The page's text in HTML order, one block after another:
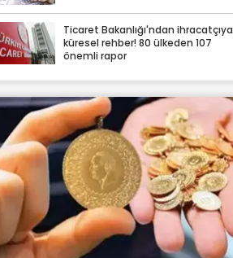
Ticaret Bakanlığı'ndan ihracatçıya
küresel rehber! 80 ülkeden 107
önemli rapor